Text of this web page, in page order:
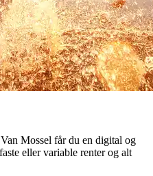
Mossel får du en digital og
eller variable renter og alt